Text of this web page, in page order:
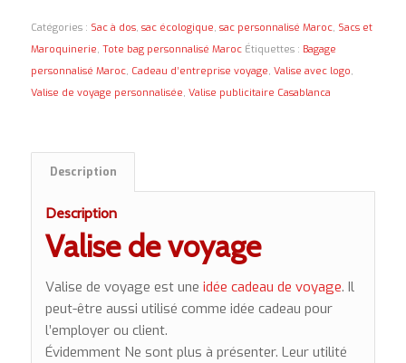
Catégories : Sac à dos, sac écologique, sac personnalisé Maroc, Sacs et
Maroquinerie, Tote bag personnalisé Maroc Étiquettes : Bagage
personnalisé Maroc, Cadeau d’entreprise voyage, Valise avec logo,
Valise de voyage personnalisée, Valise publicitaire Casablanca
Description
Description
Valise de voyage
Valise de voyage est une idée cadeau de voyage. Il
peut-être aussi utilisé comme idée cadeau pour
l’employer ou client.
Évidemment Ne sont plus à présenter. Leur utilité